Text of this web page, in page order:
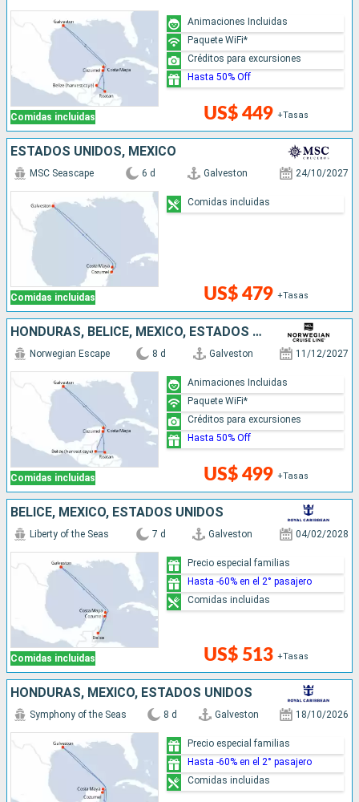
Comidas incluidas US$ 449 +Tasas
Animaciones Incluidas
Paquete WiFi*
Créditos para excursiones
Hasta 50% Off
ESTADOS UNIDOS, MÉXICO
Comidas incluidas
MSC Seascape 6 d Galveston 24/10/2027
US$ 479 +Tasas
Comidas incluidas
HONDURAS, BELICE, MÉXICO, ESTADOS UNIDOS
Comidas incluidas
Norwegian Escape 8 d Galveston 11/12/2027
US$ 499 +Tasas
Animaciones Incluidas
Paquete WiFi*
Créditos para excursiones
Hasta 50% Off
BELICE, MÉXICO, ESTADOS UNIDOS
Comidas incluidas
Liberty of the Seas 7 d Galveston 04/02/2028
US$ 513 +Tasas
Precio especial familias
Hasta -60% en el 2° pasajero
Comidas incluidas
HONDURAS, MÉXICO, ESTADOS UNIDOS
Symphony of the Seas 8 d Galveston 18/10/2026
Precio especial familias
Hasta -60% en el 2° pasajero
Comidas incluidas